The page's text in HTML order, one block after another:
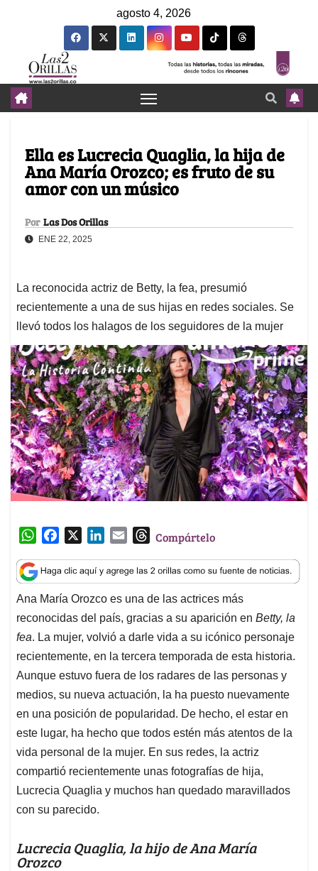
agosto 4, 2026
Ella es Lucrecia Quaglia, la hija de
Ana María Orozco; es fruto de su
amor con un músico
Por Las Dos Orillas
ENE 22, 2025
La reconocida actriz de Betty, la fea, presumió
recientemente a una de sus hijas en redes sociales. Se
llevó todos los halagos de los seguidores de la mujer
W
a
t
s
A
p
p
c
e
b
o
o
k
n
k
e
d
I
n
a
i
l
T
r
e
a
d
s
Compártelo
Ana María Orozco es una de las actrices más
reconocidas del país, gracias a su aparición en Betty, la
fea. La mujer, volvió a darle vida a su icónico personaje
recientemente, en la tercera temporada de esta historia.
Aunque estuvo fuera de los radares de las personas y
medios, su nueva actuación, la ha puesto nuevamente
en una posición de popularidad. De hecho, el estar en
este lugar, ha hecho que todos estén más atentos de la
vida personal de la mujer. En sus redes, la actriz
compartió recientemente unas fotografías de hija,
Lucrecia Quaglia y muchos han quedado maravillados
con su parecido.
Lucrecia Quaglia, la hijo de Ana María
Orozco